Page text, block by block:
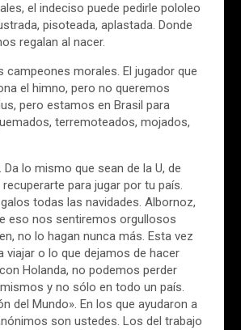
el indeciso puede pedirle pololeo
pisoteada, aplastada. Donde
regalan al nacer.
morales. El jugador que
el himno, pero no queremos
pero estamos en Brasil para
terremoteados, mojados,
lo mismo que sean de la U, de
para jugar por tu país.
todas las navidades. Albornoz,
eso nos sentiremos orgullosos
no lo hagan nunca más. Esta vez
viajar o lo que dejamos de hacer
Holanda, no podemos perder
y no sólo en todo un país.
del Mundo». En los que ayudaron a
son ustedes. Los del trabajo